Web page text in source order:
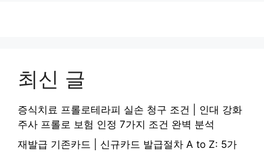
최신 글
증식치료 프롤로테라피 실손 청구 조건 | 인대 강화
주사 프롤로 보험 인정 7가지 조건 완벽 분석
재발급 기존카드 | 신규카드 발급절차 A to Z: 5가